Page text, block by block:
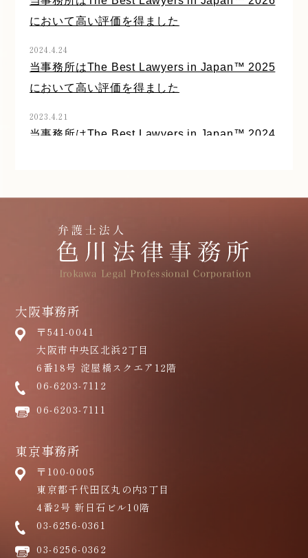
しました
2023.5.1
「医療機関で起きる法的トラブルへの対処法(第
25回) 医療費債権回収(1)請求の手段」『病
2022.10.26
2021.5.28
「医療機関で起きる法的トラブルへの対処法(第
2回) 対応困難患者への対応(2)医師・看護師へ
（医学書院）を執筆しました
2021.4.30
「医療機関で起きる法的トラブルへの対処法(第
1回) 対応困難患者への対応(1)必要な診療を拒
む患者への対応」『病院』第80巻第5号（医学
2020.1.21
田辺総合法律事務所との共催で出版記念セミナ
ー「兼務役員の法務と実務」を実施しました
2020.1.21
において高い評価を得ました
2024.4.24
当事務所はThe Best Lawyers in Japan™ 2025
において高い評価を得ました
2023.4.21
当事務所はThe Best Lawyers in Japan™ 2024
当事務所の弁護士はThe Best Lawyers in
2020.9.23
出版記念セミナー「兼務役員の法務と実務」10
2015.6.2
第62回 総会シーズンを迎えて
2013.9.9
第25回 立つ鳥跡を濁さず？
2013.2.20
権
2009.1.5
パートナー就任のおしらせ
大阪事務所
〒541-0041
大阪市中央区北浜2丁目
6番18号 淀屋橋スクエア12階
06-6203-7112
06-6203-7111
東京事務所
〒100-0005
東京都千代田区丸の内3丁目
4番2号 新日石ビル10階
03-6256-0361
03-6256-0362